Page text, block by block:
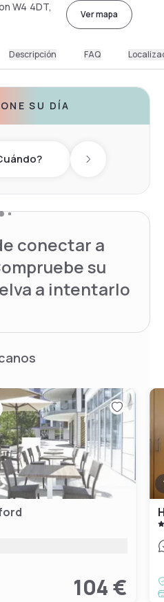
W4 4DT,
Ver mapa
Descripción FAQ
SU DÍA
Next day
conectar a
su
a intentarlo
104 €